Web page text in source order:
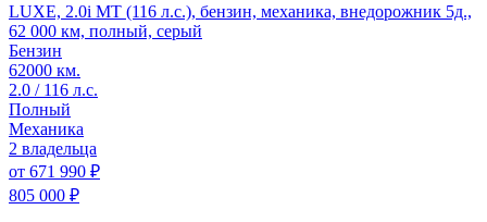
LUXE, 2.0i MT (116 л.с.), бензин, механика, внедорожник 5д.,
62 000 км, полный, серый
Бензин
62000 км.
2.0 / 116 л.с.
Полный
Механика
2 владельца
от 671 990 ₽
805 000 ₽